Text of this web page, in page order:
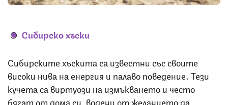
Сибирско хъски
Сибирските хъскита са известни със своите
високи нива на енергия и палаво поведение. Тези
кучета са виртуози на измъкването и често
бягат от дома си, водени от желанието да